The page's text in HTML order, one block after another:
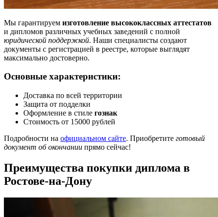
Мы гарантируем изготовление высококлассных аттестатов
и дипломов различных учебных заведений с полной
юридической поддержкой. Наши специалисты создают
документы с регистрацией в реестре, которые выглядят
максимально достоверно.
Основные характеристики:
Доставка по всей территории
Защита от подделки
Оформление в стиле гознак
Стоимость от 15000 рублей
Подробности на официальном сайте. Приобретите готовый
документ об окончании прямо сейчас!
Преимущества покупки диплома в
Ростове-на-Дону